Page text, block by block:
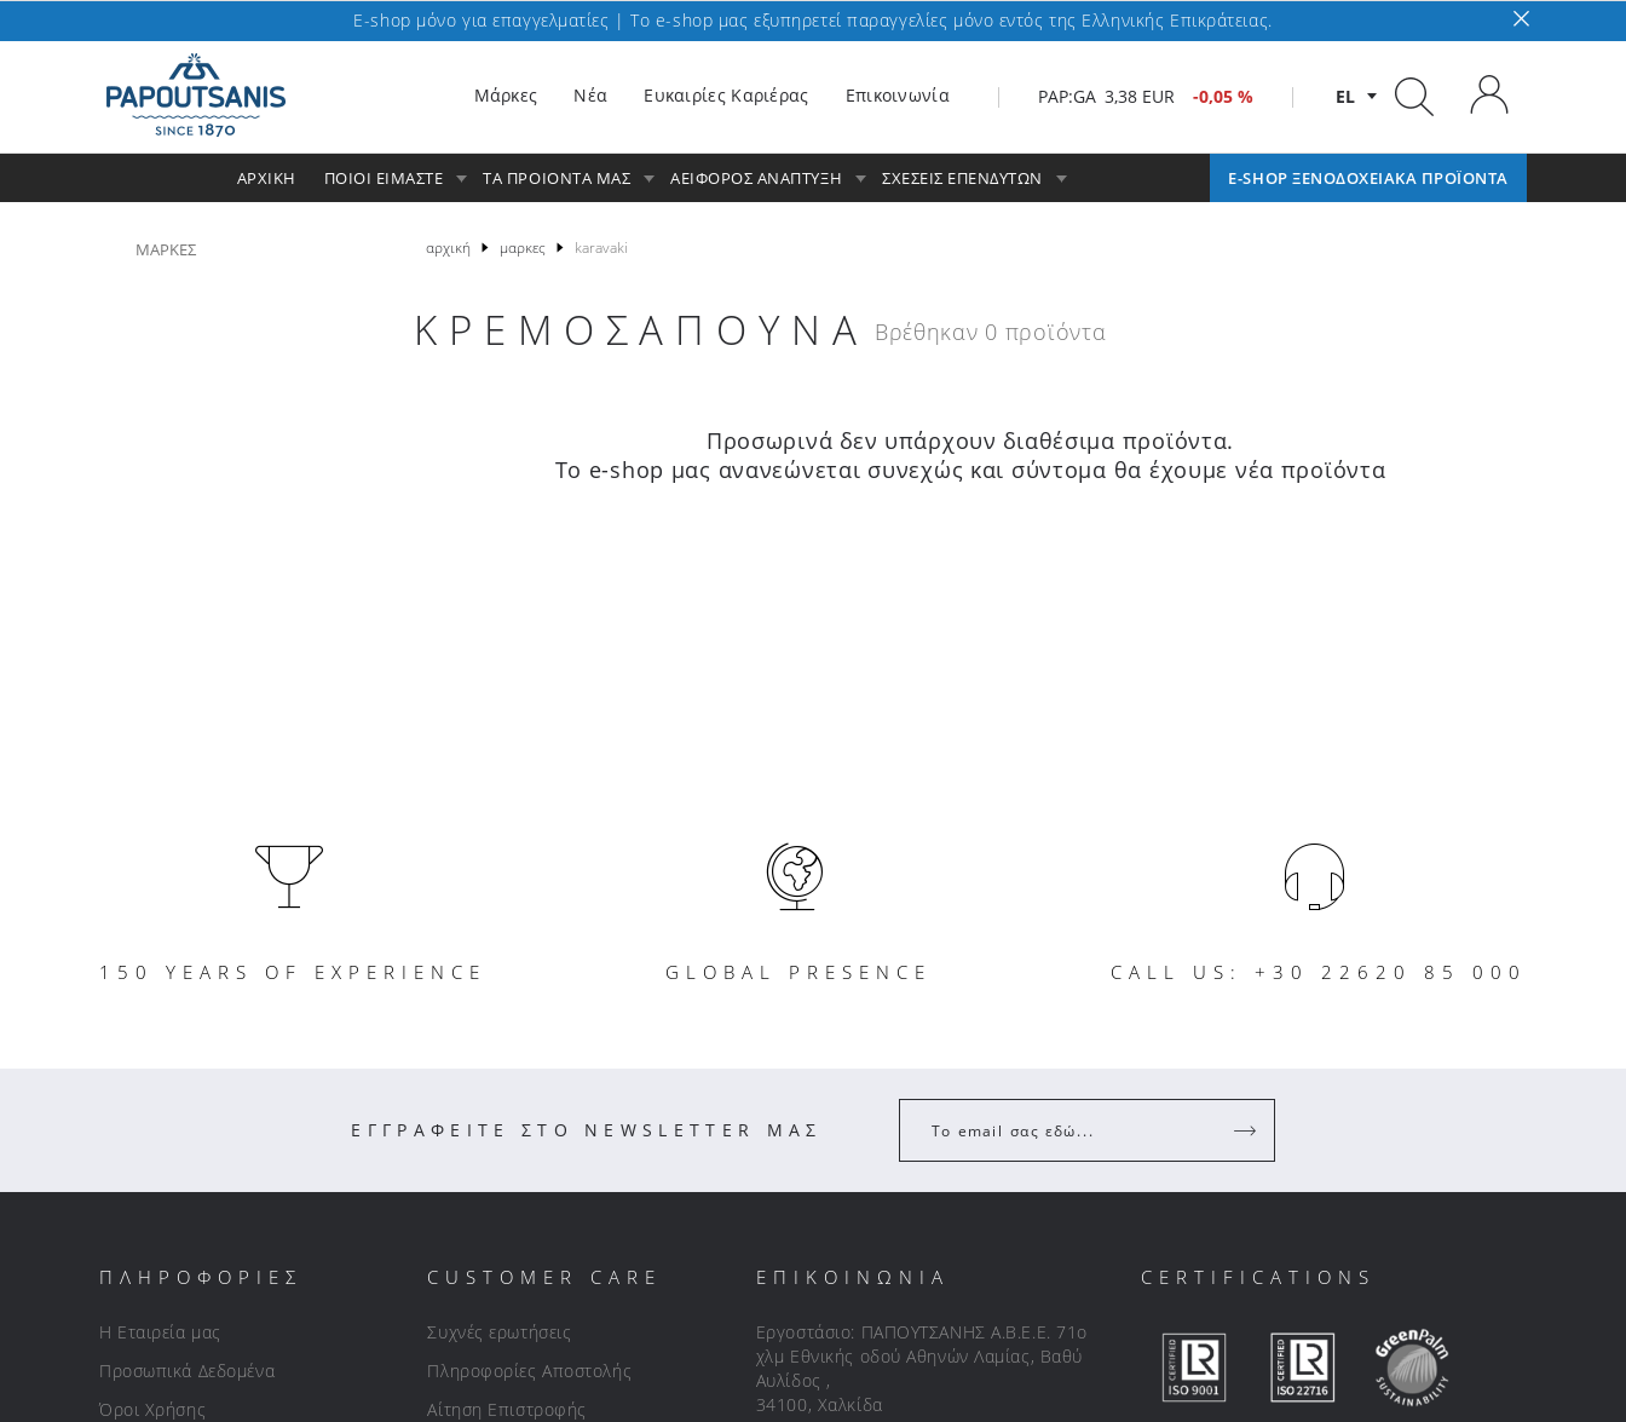
E-shop μόνο για επαγγελματίες | To e-shop μας εξυπηρετεί παραγγελίες μόνο εντός της Ελληνικής Επικράτειας.
EL
PAP:GA 3,38 EUR -0,05 %
Μάρκες Nέα Ευκαιρίες Καριέρας Επικοινωνία
ΑΡΧΙΚΗ ΠΟΙΟΙ ΕΙΜΑΣΤΕ E-SHOP ΞΕΝΟΔΟΧΕΙΑΚΑ ΠΡΟΪΟΝΤΑ
ΤΑ ΠΡΟΙΟΝΤΑ ΜΑΣ ΑΕΙΦΟΡΟΣ ΑΝΑΠΤΥΞΗ ΣΧΕΣΕΙΣ ΕΠΕΝΔΥΤΩΝ
ΜΑΡΚΕΣ αρχική μαρκες karavaki
ΚΡΕΜΟΣΆΠΟΥΝΑ Βρέθηκαν 0 προϊόντα
Προσωρινά δεν υπάρχουν διαθέσιμα προϊόντα.
Το e-shop μας ανανεώνεται συνεχώς και σύντομα θα έχουμε νέα προϊόντα
150 YEARS OF EXPERIENCE GLOBAL PRESENCE CALL US: +30 22620 85 000
ΕΓΓΡΑΦΕΙΤΕ ΣΤΟ NEWSLETTER ΜΑΣ Το email σας εδώ...
ΠΛΗΡΟΦΟΡΙΕΣ
Η Εταιρεία μας
Προσωπικά Δεδομένα
Όροι Χρήσης
CUSTOMER CARE
Συχνές ερωτήσεις
Πληροφορίες Αποστολής
Αίτηση Επιστροφής
ΕΠΙΚΟΙΝΩΝΙΑ
Εργοστάσιο: ΠΑΠΟΥΤΣΑΝΗΣ Α.Β.Ε.Ε. 71ο
χλμ Εθνικής οδού Αθηνών Λαμίας, Βαθύ
Αυλίδος ,
34100, Χαλκίδα
CERTIFICATIONS